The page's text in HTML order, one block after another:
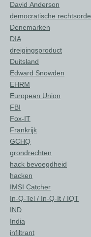
David Anderson
democratische rechtsorde
Denemarken
DIA
dreigingsproduct
Duitsland
Edward Snowden
EHRM
European Union
FBI
Fox-IT
Frankrijk
GCHQ
grondrechten
hack bevoegdheid
hacken
IMSI Catcher
In-Q-Tel / In-Q-It / IQT
IND
India
infiltrant